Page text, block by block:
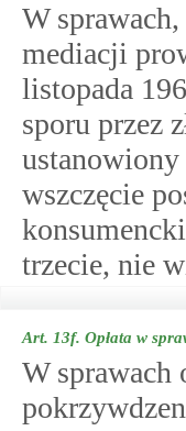
W
mediacji
listopada
sporu przez
wszczęcie
trzecie, nie
Art. 13f. Opłata w
W sprawach